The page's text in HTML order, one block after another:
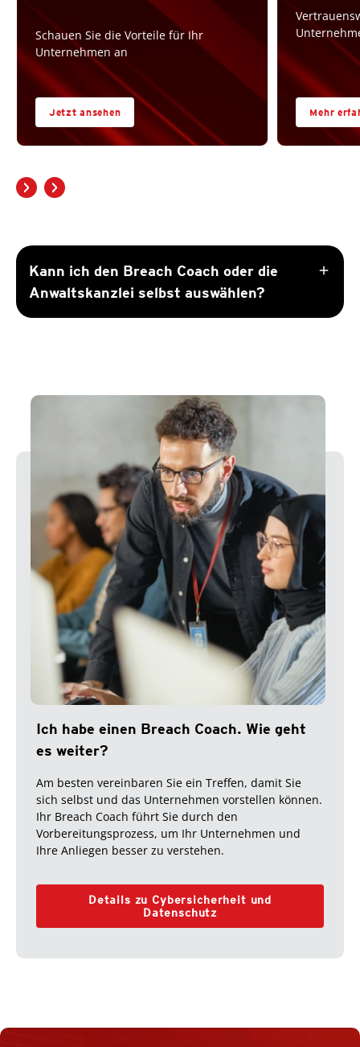
Schauen Sie die Vorteile für Ihr
Unternehmen an
Jetzt ansehen Mehr
Kann ich den Breach Coach oder die
Anwaltskanzlei selbst auswählen?
add
Ich habe einen Breach Coach. Wie geht
es weiter?
Am besten vereinbaren Sie ein Treffen, damit Sie
sich selbst und das Unternehmen vorstellen können.
Ihr Breach Coach führt Sie durch den
Vorbereitungsprozess, um Ihr Unternehmen und
Ihre Anliegen besser zu verstehen.
Details zu Cybersicherheit und
Datenschutz